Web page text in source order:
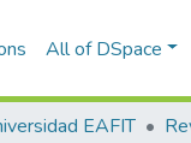
All of DSpace
EAFIT